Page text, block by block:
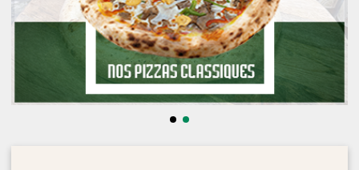
NOS PANINIS
NOS SALADES
NOS DESSERTS